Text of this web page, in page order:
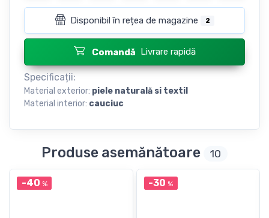
Disponibil în rețea de magazine 2
Comandă Livrare rapidă
Specificații:
Material exterior: piele naturală si textil
Material interior: cauciuc
Produse asemănătoare 10
-40 % -30 %